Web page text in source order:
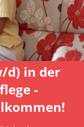
d) in der
-